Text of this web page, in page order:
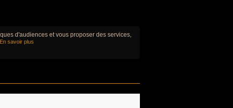
d'audiences et vous proposer des services,
En savoir plus